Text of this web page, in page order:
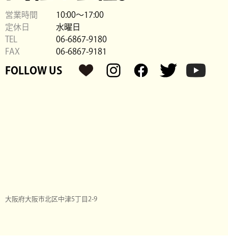
営業時間
10:00〜17:00
定休日
水曜日
TEL
06-6867-9180
FAX
06-6867-9181
FOLLOW US
大阪府大阪市北区中津5丁目2-9